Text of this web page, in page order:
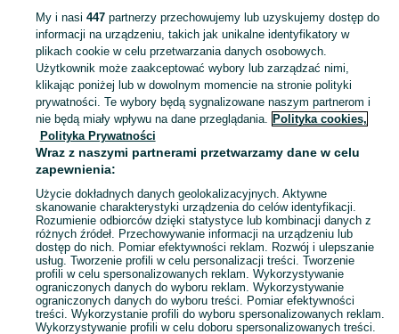
KATEGORIA
Zobacz
Mapa kategorii
Mapa miejscowości
Mapa ministron
Popularne wyszukiwania
My i nasi 447partnerzy przechowujemy lub uzyskujemy dostęp do
informacji na urządzeniu, takich jak unikalne identyfikatory w
plikach cookie w celu przetwarzania danych osobowych.
Użytkownik może zaakceptować wybory lub zarządzać nimi,
klikając poniżej lub w dowolnym momencie na stronie polityki
prywatności. Te wybory będą sygnalizowane naszym partnerom i
nie będą miały wpływu na dane przeglądania. Polityka cookies,
Polityka Prywatności
Wraz z naszymi partnerami przetwarzamy dane w celu
zapewnienia:
Użycie dokładnych danych geolokalizacyjnych. Aktywne
skanowanie charakterystyki urządzenia do celów identyfikacji.
Rozumienie odbiorców dzięki statystyce lub kombinacji danych z
różnych źródeł. Przechowywanie informacji na urządzeniu lub
dostęp do nich. Pomiar efektywności reklam. Rozwój i ulepszanie
usług. Tworzenie profili w celu personalizacji treści. Tworzenie
profili w celu spersonalizowanych reklam. Wykorzystywanie
ograniczonych danych do wyboru reklam. Wykorzystywanie
ograniczonych danych do wyboru treści. Pomiar efektywności
treści. Wykorzystanie profili do wyboru spersonalizowanych reklam.
Wykorzystywanie profili w celu doboru spersonalizowanych treści.